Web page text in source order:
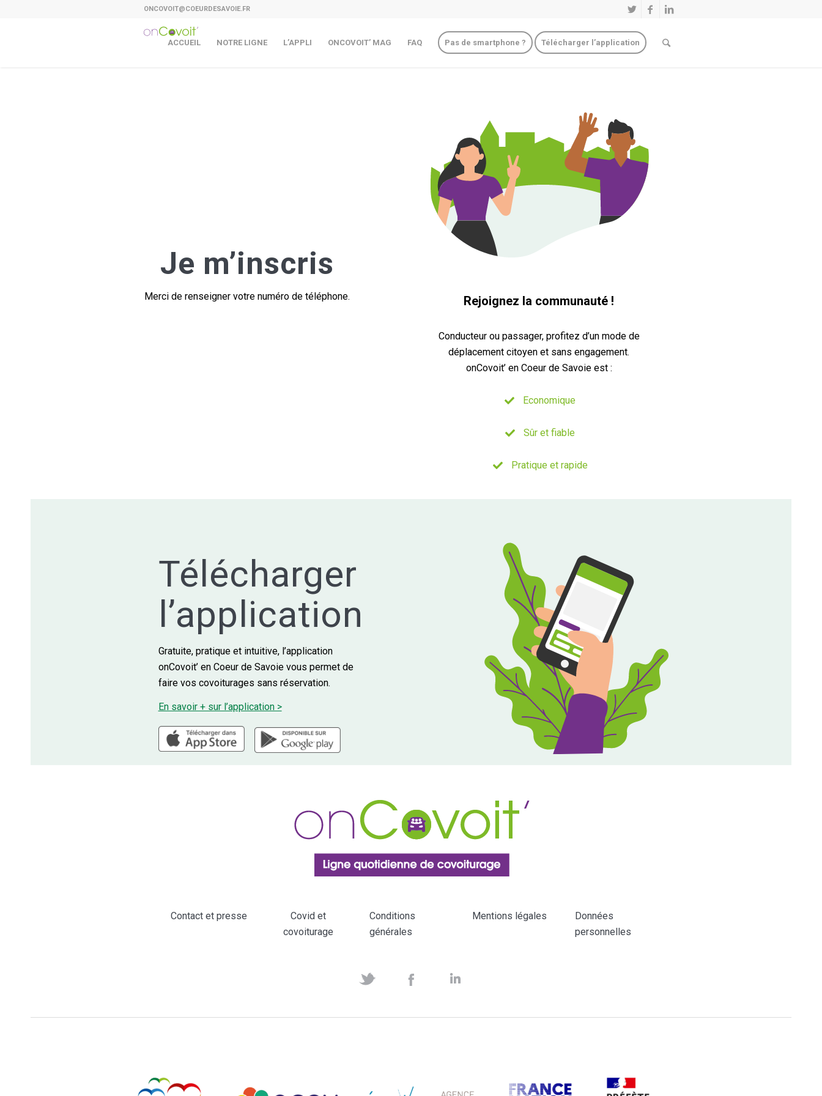
ONCOVOIT@COEURDESAVOIE.FR
ACCUEIL NOTRE LIGNE L’APPLI ONCOVOIT’ MAG FAQ Pas de smartphone ? Télécharger l’application
Je m’inscris
Merci de renseigner votre numéro de téléphone. Rejoignez la communauté !
Conducteur ou passager, profitez d’un mode de
déplacement citoyen et sans engagement.
onCovoit’ en Coeur de Savoie est :
Economique
Sûr et fiable
Pratique et rapide
Télécharger
l’application
Gratuite, pratique et intuitive, l’application
onCovoit’ en Coeur de Savoie vous permet de
faire vos covoiturages sans réservation.
En savoir + sur l’application >
Contact et presse
Covid et
covoiturage
Conditions
générales
Mentions légales
Données
personnelles